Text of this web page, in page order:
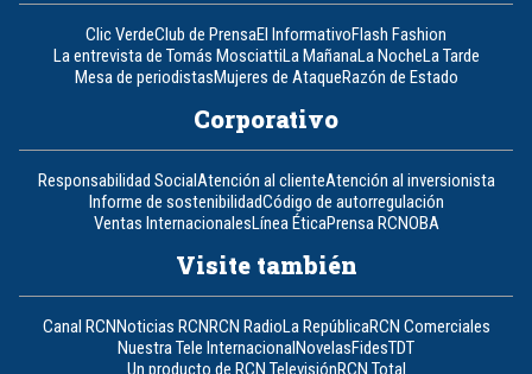
Clic VerdeClub de PrensaEl InformativoFlash Fashion
La entrevista de Tomás MosciattiLa MañanaLa NocheLa Tarde
Mesa de periodistasMujeres de AtaqueRazón de Estado
Corporativo
Responsabilidad SocialAtención al clienteAtención al inversionista
Informe de sostenibilidadCódigo de autorregulación
Ventas InternacionalesLínea ÉticaPrensa RCNOBA
Visite también
Canal RCNNoticias RCNRCN RadioLa RepúblicaRCN Comerciales
Nuestra Tele InternacionalNovelasFidesTDT
Un producto de RCN TelevisiónRCN Total